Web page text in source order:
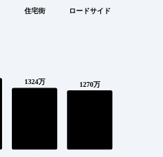
住宅街 ロードサイド
1324万 1270万